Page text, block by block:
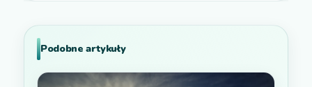
Podobne artykuły